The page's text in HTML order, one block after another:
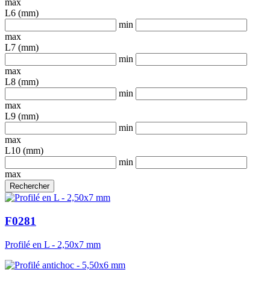
max
L6 (mm)
min
max
L7 (mm)
min
max
L8 (mm)
min
max
L9 (mm)
min
max
L10 (mm)
min
max
F0281
Profilé en L - 2,50x7 mm